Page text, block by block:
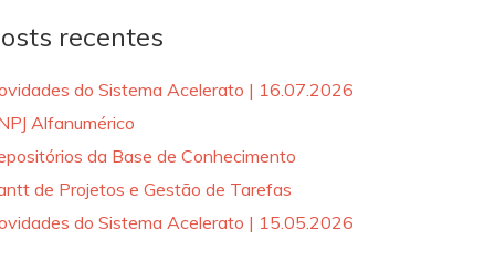
recentes
do Sistema Acelerato | 16.07.2026
Alfanumérico
da Base de Conhecimento
de Projetos e Gestão de Tarefas
do Sistema Acelerato | 15.05.2026